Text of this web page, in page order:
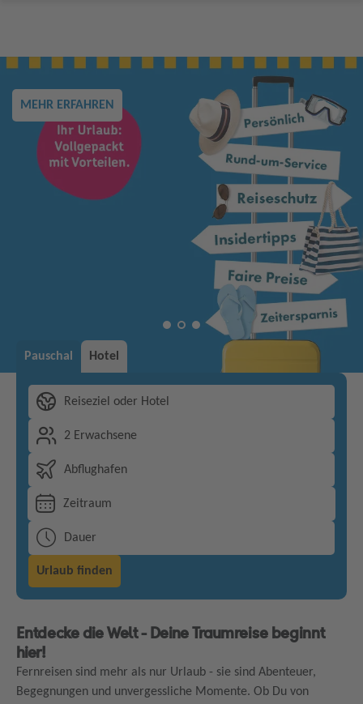
MEHR ERFAHREN
Pauschal Hotel
Reiseziel oder Hotel
2 Erwachsene
Abflughafen
Zeitraum
Dauer
Urlaub finden
Entdecke die Welt - Deine Traumreise beginnt
hier!
Fernreisen sind mehr als nur Urlaub - sie sind Abenteuer,
Begegnungen und unvergessliche Momente. Ob Du von